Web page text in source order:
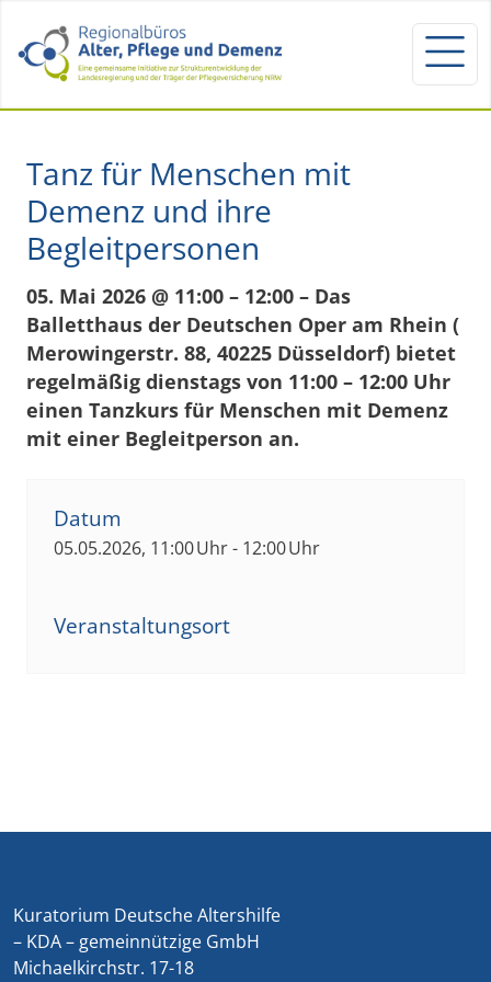
Tanz für Menschen mit
Demenz und ihre
Begleitpersonen
05. Mai 2026 @ 11:00 – 12:00 – Das
Balletthaus der Deutschen Oper am Rhein (
Merowingerstr. 88, 40225 Düsseldorf) bietet
regelmäßig dienstags von 11:00 – 12:00 Uhr
einen Tanzkurs für Menschen mit Demenz
mit einer Begleitperson an.
Datum
05.05.2026, 11:00 Uhr - 12:00 Uhr
Veranstaltungsort
Kuratorium Deutsche Altershilfe
– KDA – gemeinnützige GmbH
Michaelkirchstr. 17-18